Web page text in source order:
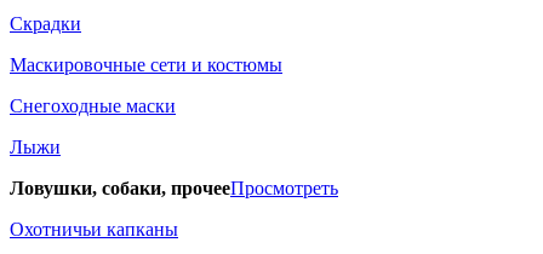
Скрадки
Маскировочные сети и костюмы
Снегоходные маски
Лыжи
Ловушки, собаки, прочееПросмотреть
Охотничьи капканы